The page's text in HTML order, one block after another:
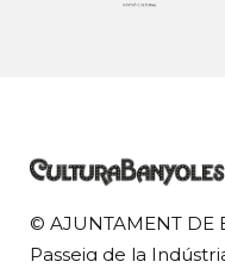
© AJUNTAMENT DE
Passeig de la